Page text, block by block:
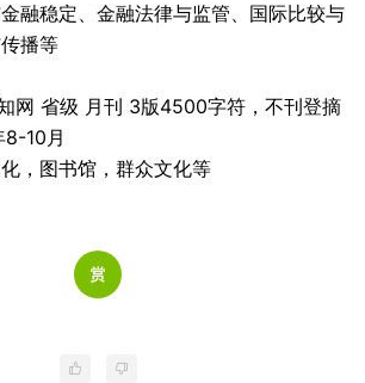
融稳定、金融法律与监管、国际比较与
播等
网 省级 月刊 3版4500字符，不刊登摘
10月
，图书馆，群众文化等